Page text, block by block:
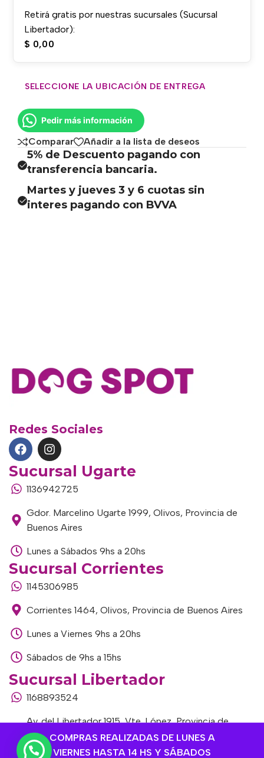
COMPRAS REALIZADAS DE LUNES A
VIERNES HASTA 14 HS Y SÁBADOS
Retirá gratis por nuestras sucursales (Sucursal
Libertador):
$ 0,00
SELECCIONE LA UBICACIÓN DE ENTREGA
Pedir más información
Comparar Añadir a la lista de deseos
5% de Descuento pagando con
transferencia bancaria.
Martes y jueves 3 y 6 cuotas sin
interes pagando con BVVA
Redes Sociales
Sucursal Ugarte
1136942725
Gdor. Marcelino Ugarte 1999, Olivos, Provincia de
Buenos Aires
Lunes a Sábados 9hs a 20hs
Sucursal Corrientes
1145306985
Corrientes 1464, Olivos, Provincia de Buenos Aires
Lunes a Viernes 9hs a 20hs
Sábados de 9hs a 15hs
Sucursal Libertador
1168893524
Av. del Libertador 1915, Vte. López, Provincia de
Buenos Aires